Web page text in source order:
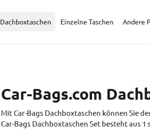
Dachboxtaschen Einzelne Taschen Andere
Car-Bags.com
Mit Car-Bags Dachboxtaschen können Sie
Car-Bags Dachboxtaschen Set besteht aus